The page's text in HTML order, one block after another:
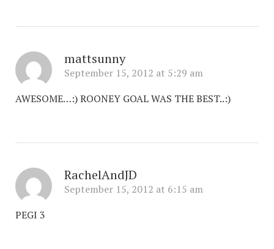
mattsunny
September 15, 2012 at 5:29 am
AWESOME…:) ROONEY GOAL WAS THE BEST..:)
RachelAndJD
September 15, 2012 at 6:15 am
PEGI 3